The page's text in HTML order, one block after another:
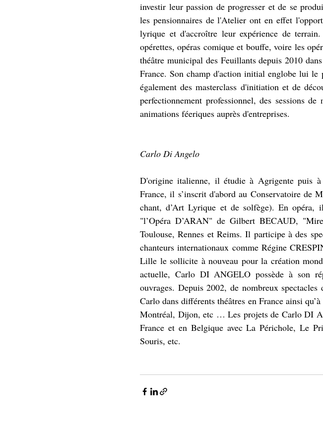
investir leur passion de progresser et de se
les pensionnaires de l'Atelier ont en effet
lyrique et d'accroître leur expérience de
opérettes, opéras comique et bouffe, voire les
théâtre municipal des Feuillants depuis 2010
France. Son champ d'action initial englobe lui
également des masterclass d'initiation et de
perfectionnement professionnel, des sessions
animations féeriques auprès d'entreprises.
Carlo Di Angelo
D'origine italienne, il étudie à Agrigente puis
France, il s’inscrit d'abord au Conservatoire de
chant, d’Art Lyrique et de solfège). En
"l’Opéra D’ARAN" de Gilbert BECAUD,
Toulouse, Rennes et Reims. Il participe à des
chanteurs internationaux comme Régine
Lille le sollicite à nouveau pour la création
actuelle, Carlo DI ANGELO possède à son
ouvrages. Depuis 2002, de nombreux
Carlo dans différents théâtres en France ainsi
Montréal, Dijon, etc … Les projets de Carlo DI
France et en Belgique avec La Périchole, Le
Souris, etc.